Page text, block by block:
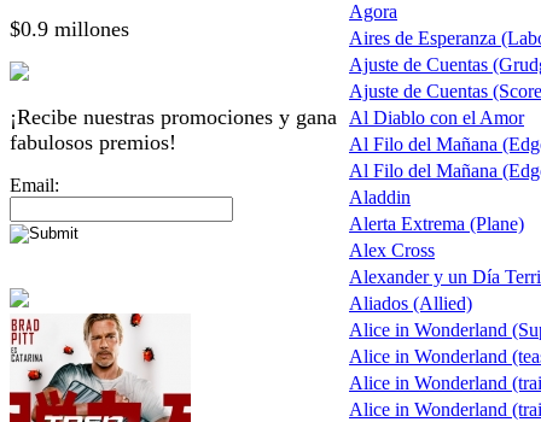
$0.9 millones
¡Recibe nuestras promociones y gana
fabulosos premios!
Email:
Agora
Aires de Esperanza
Ajuste de Cuentas
Ajuste de Cuentas
Al Diablo con el Amor
Al Filo del Mañana
Al Filo del Mañana
Aladdin
Alerta Extrema (Plane)
Alex Cross
Alexander y un Día
Aliados (Allied)
Alice in Wonderland
Alice in Wonderland
Alice in Wonderland
Alice in Wonderland